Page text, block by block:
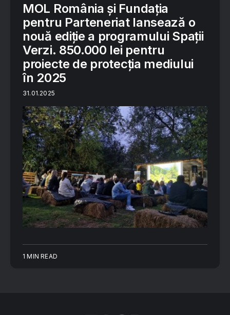
MOL România și Fundația
pentru Parteneriat lansează o
nouă ediție a programului Spații
Verzi. 850.000 lei pentru
proiecte de protecția mediului
în 2025
31.01.2025
1 MIN READ